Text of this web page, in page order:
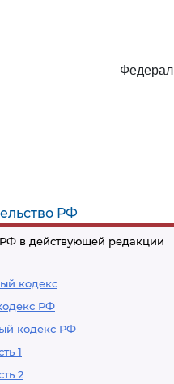
РФ
в действующей редакции
кодекс
РФ
кодекс РФ
1
2